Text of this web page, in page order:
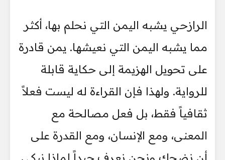
الرازحي يشبه اليمن التي نحلم بها، أكثر
مما يشبه اليمن التي نعيشها. يمن قادرة
على تحويل الهزيمة إلى حكاية قابلة
للرواية. ولهذا فإن القراءة له ليست فعلاً
ثقافياً فقط، بل فعل مصالحة مع
المعنى، ومع الإنسان، ومع القدرة على